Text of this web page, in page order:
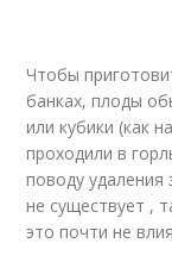
Чтобы
банках, плоды
или кубики (как
проходили в
поводу удаления
не существует ,
это почти не